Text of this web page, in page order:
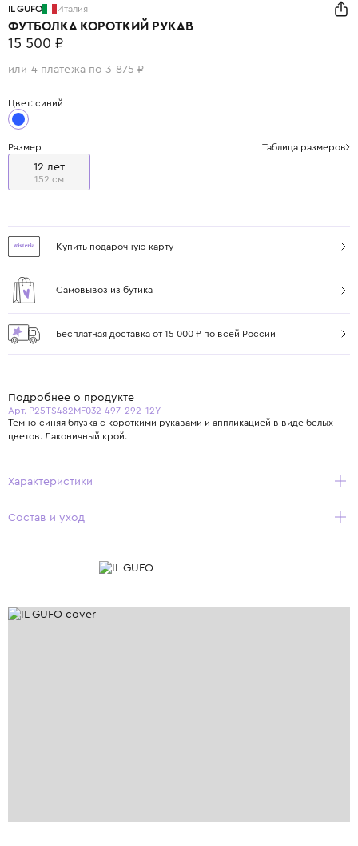
IL GUFO Италия
ФУТБОЛКА КОРОТКИЙ РУКАВ
15 500 ₽
или 4 платежа по 3 875 ₽
Цвет: синий
Размер Таблица размеров
12 лет
152 см
Купить подарочную карту
Самовывоз из бутика
Бесплатная доставка от 15 000 ₽ по всей России
Подробнее о продукте
Арт. P25TS482MF032-497_292_12Y
Темно-синяя блузка с короткими рукавами и аппликацией в виде белых
цветов. Лаконичный крой.
Характеристики
Состав и уход